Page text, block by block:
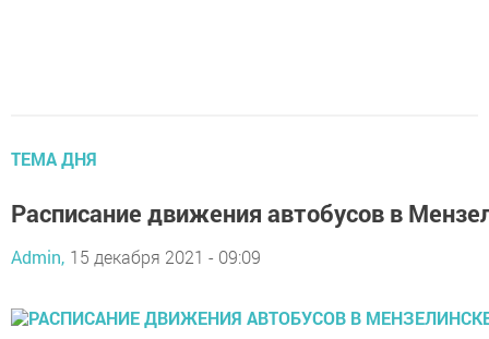
ТЕМА ДНЯ
Расписание движения автобусов в
Admin, 15 декабря 2021 - 09:09